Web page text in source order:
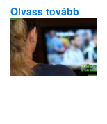
Olvass tovább